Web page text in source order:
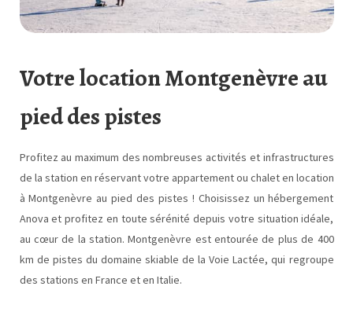
Votre location Montgenèvre au
pied des pistes
Profitez au maximum des nombreuses activités et infrastructures
de la station en réservant votre appartement ou chalet en location
à Montgenèvre au pied des pistes ! Choisissez un hébergement
Anova et profitez en toute sérénité depuis votre situation idéale,
au cœur de la station. Montgenèvre est entourée de plus de 400
km de pistes du domaine skiable de la Voie Lactée, qui regroupe
des stations en France et en Italie.